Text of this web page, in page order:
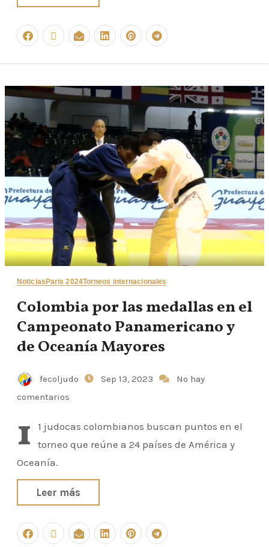
NoticiasParis 2024Torneos internacionales
Colombia por las medallas en el
Campeonato Panamericano y
de Oceanía Mayores
fecoljudo Sep 13, 2023
No hay
comentarios
1
1 judocas colombianos buscan puntos en el
torneo que reúne a 24 países de América y
Oceanía.
Leer más